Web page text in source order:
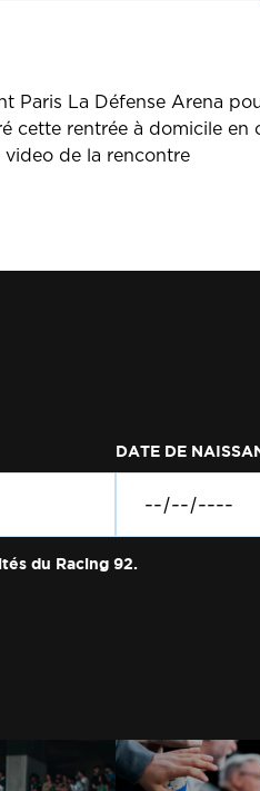
Paris La Défense Arena
cette rentrée à domicile
video de la rencontre
DATE DE
du Racing 92.